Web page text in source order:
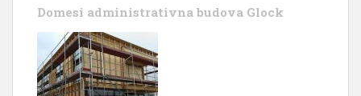
Domesi administrativna budova Glock